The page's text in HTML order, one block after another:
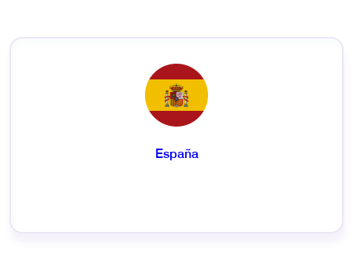
España